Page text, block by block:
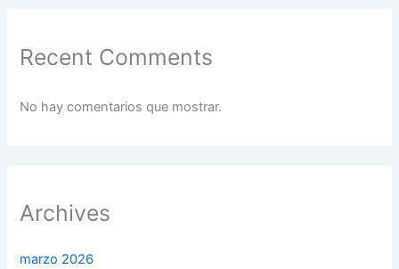
Recent Comments
No hay comentarios que mostrar.
Archives
marzo 2026